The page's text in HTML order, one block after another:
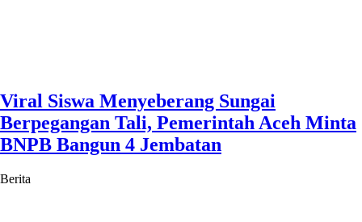
Viral Siswa Menyeberang Sungai
Berpegangan Tali, Pemerintah Aceh Minta
BNPB Bangun 4 Jembatan
Berita